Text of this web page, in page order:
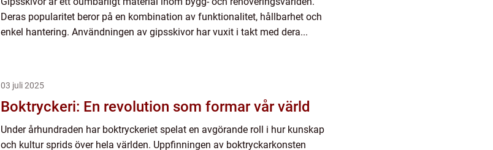
Deras popularitet beror på en kombination av funktionalitet, hållbarhet och
enkel hantering. Användningen av gipsskivor har vuxit i takt med dera...
03 juli 2025
Boktryckeri: En revolution som formar vår värld
Under århundraden har boktryckeriet spelat en avgörande roll i hur kunskap
och kultur sprids över hela världen. Uppfinningen av boktryckarkonsten